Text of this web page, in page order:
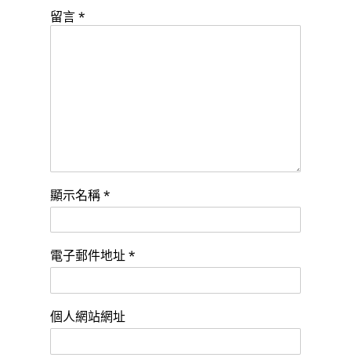
留言 *
顯示名稱 *
電子郵件地址 *
個人網站網址